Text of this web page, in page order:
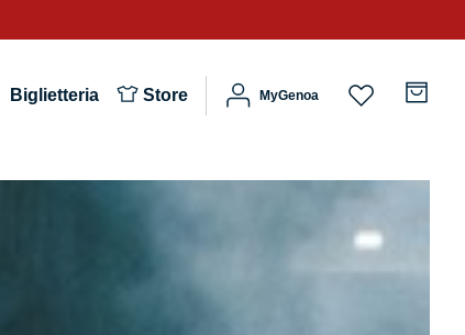
Biglietteria Store MyGenoa